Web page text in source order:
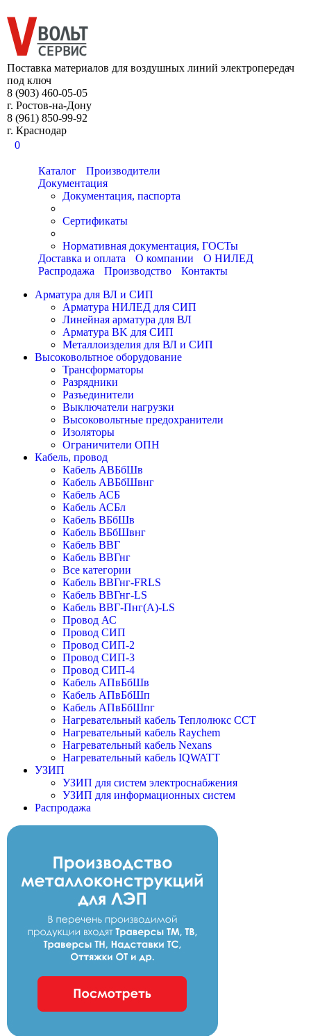
Поставка материалов для воздушных линий электропередач
под ключ
8 (903) 460-05-05
г. Ростов-на-Дону
8 (961) 850-99-92
г. Краснодар
0
Каталог
Производители
Документация
Документация, паспорта
Сертификаты
Нормативная документация, ГОСТы
Доставка и оплата
О компании
О НИЛЕД
Распродажа
Производство
Контакты
Арматура для ВЛ и СИП
Арматура НИЛЕД для СИП
Линейная арматура для ВЛ
Арматура BK для СИП
Металлоизделия для ВЛ и СИП
Высоковольтное оборудование
Трансформаторы
Разрядники
Разъединители
Выключатели нагрузки
Высоковольтные предохранители
Изоляторы
Ограничители ОПН
Кабель, провод
Кабель АВБбШв
Кабель АВБбШвнг
Кабель АСБ
Кабель АСБл
Кабель ВБбШв
Кабель ВБбШвнг
Кабель ВВГ
Кабель ВВГнг
Все категории
Кабель ВВГнг-FRLS
Кабель ВВГнг-LS
Кабель ВВГ-Пнг(А)-LS
Провод АС
Провод СИП
Провод СИП-2
Провод СИП-3
Провод СИП-4
Кабель АПвБбШв
Кабель АПвБбШп
Кабель АПвБбШпг
Нагревательный кабель Теплолюкс ССТ
Нагревательный кабель Raychem
Нагревательный кабель Nexans
Нагревательный кабель IQWATT
УЗИП
УЗИП для систем электроснабжения
УЗИП для информационных систем
Распродажа